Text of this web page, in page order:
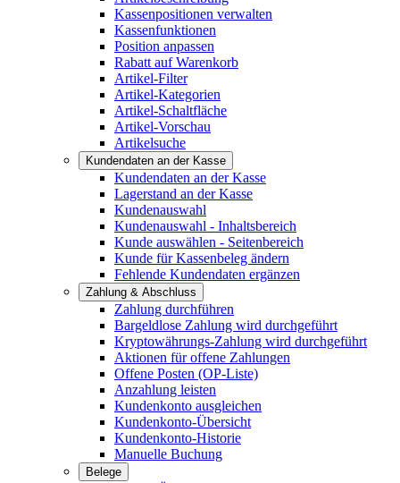
Kassenpositionen verwalten
Kassenfunktionen
Position anpassen
Rabatt auf Warenkorb
Artikel-Filter
Artikel-Kategorien
Artikel-Schaltfläche
Artikel-Vorschau
Artikelsuche
Kundendaten an der Kasse
Kundendaten an der Kasse
Lagerstand an der Kasse
Kundenauswahl
Kundenauswahl - Inhaltsbereich
Kunde auswählen - Seitenbereich
Kunde für Kassenbeleg ändern
Fehlende Kundendaten ergänzen
Zahlung & Abschluss
Zahlung durchführen
Bargeldlose Zahlung wird durchgeführt
Kryptowährungs-Zahlung wird durchgeführt
Aktionen für offene Zahlungen
Offene Posten (OP-Liste)
Anzahlung leisten
Kundenkonto ausgleichen
Kundenkonto-Übersicht
Kundenkonto-Historie
Manuelle Buchung
Belege